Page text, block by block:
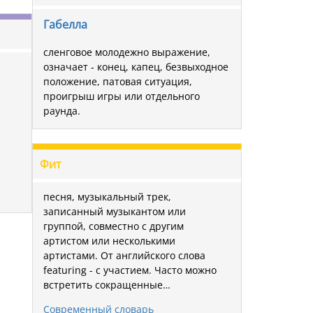
Габелла
сленговое молодежно выражение,
означает - конец, капец, безвыходное
положение, патовая ситуация,
проигрыш игры или отдельного
раунда.
Фит
песня, музыкальный трек,
записанный музыкантом или
группой, совместно с другим
артистом или несколькими
артистами. От английского слова
featuring - с участием. Часто можно
встретить сокращенные…
Современный словарь